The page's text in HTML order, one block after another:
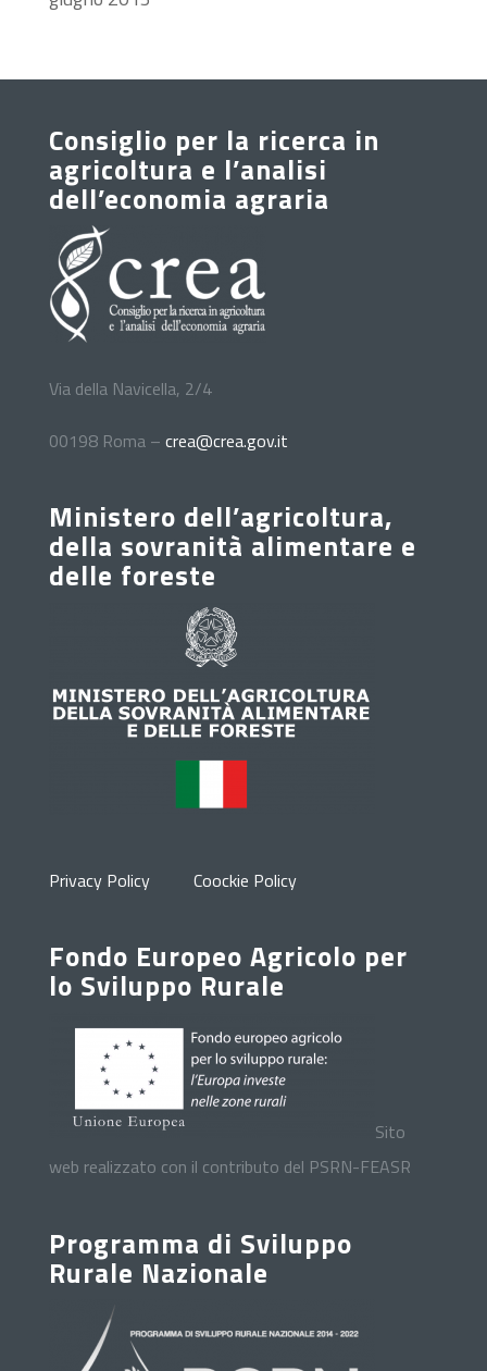
Consiglio per la ricerca in
agricoltura e l’analisi
dell’economia agraria
Via della Navicella, 2/4
00198 Roma – crea@crea.gov.it
Ministero dell’agricoltura,
della sovranità alimentare e
delle foreste
Privacy Policy Coockie Policy
Fondo Europeo Agricolo per
lo Sviluppo Rurale
Sito
web realizzato con il contributo del PSRN-FEASR
Programma di Sviluppo
Rurale Nazionale